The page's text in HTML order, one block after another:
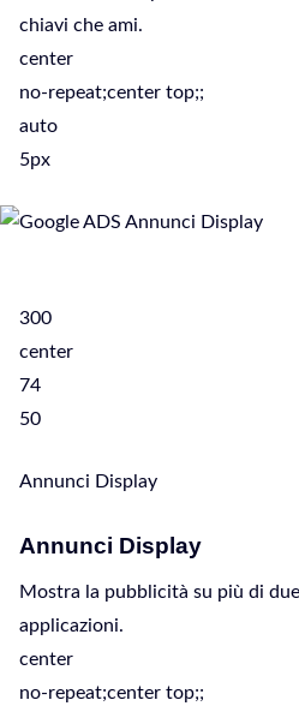
chiavi che ami.
center
no-repeat;center top;;
auto
5px
300
center
74
50
Annunci Display
Annunci Display
Mostra la pubblicità su più di
applicazioni.
center
no-repeat;center top;;